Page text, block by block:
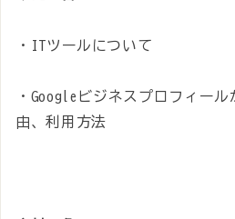
・ITツールについて
・Googleビジネスプロフィー
由、利用方法